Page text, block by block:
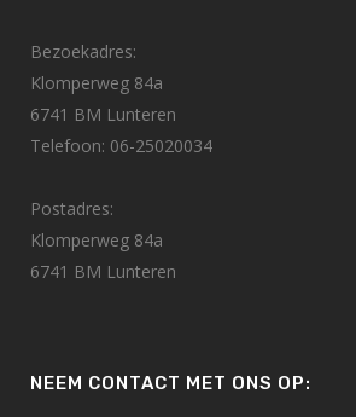
Bezoekadres:
Klomperweg 84a
6741 BM Lunteren
Telefoon: 06-25020034
Postadres:
Klomperweg 84a
6741 BM Lunteren
NEEM CONTACT MET ONS OP: